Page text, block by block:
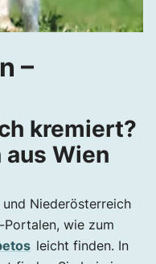
–
kremiert?
aus Wien
Niederösterreich
Portalen, wie zum
leicht finden. In